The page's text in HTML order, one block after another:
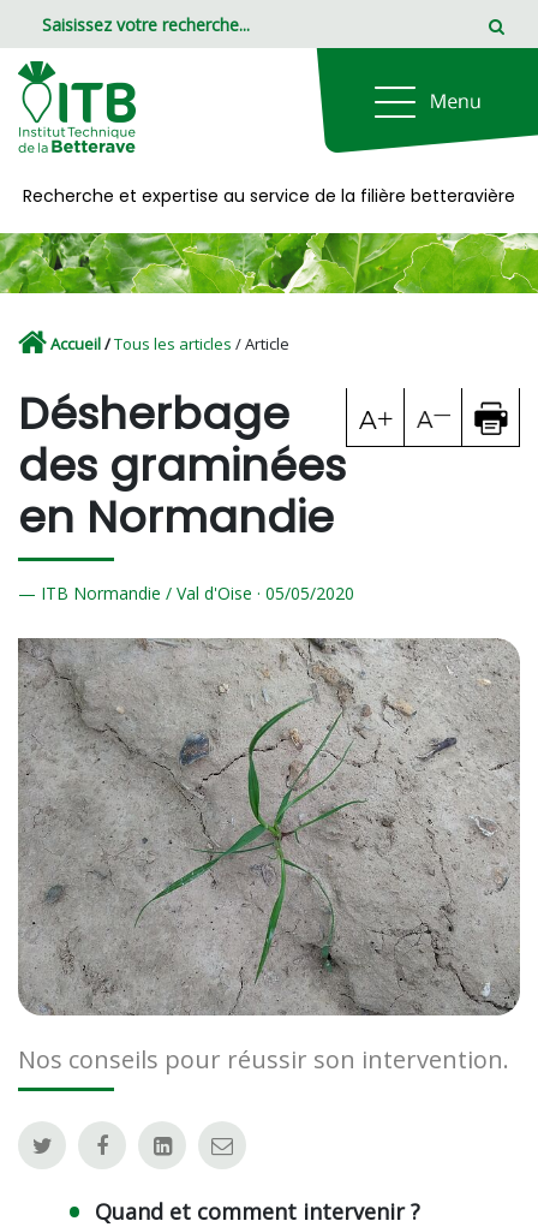
Recherche et expertise au service de la filière betteravière
Accueil/Tous les articles / Article
Désherbage
des graminées
en Normandie
ITB Normandie / Val d'Oise · 05/05/2020
Nos conseils pour réussir son intervention.
Quand et comment intervenir ?
Panneau de gestion des cookies